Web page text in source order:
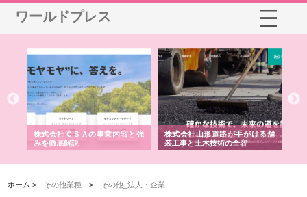
ワールドプレス
株式会社ＣＳＡの事業内容と強
みを徹底解説
株式会社山形道路が手がける舗
装工事と土木技術の全容
ホーム > その他業種 > その他_法人・企業